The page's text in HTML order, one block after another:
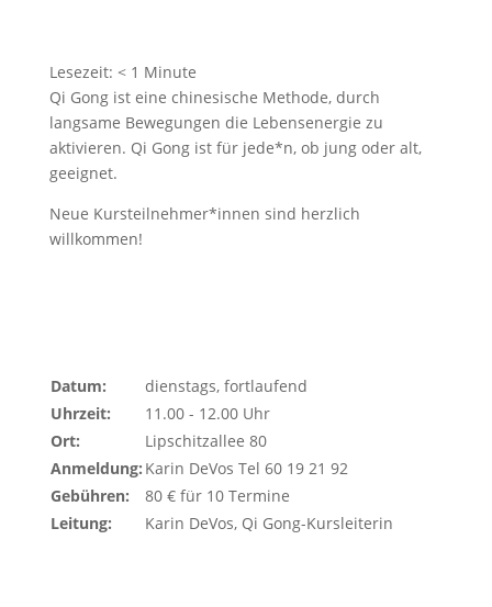
Lesezeit: < 1 Minute
Qi Gong ist eine chinesische Methode, durch
langsame Bewegungen die Lebensenergie zu
aktivieren. Qi Gong ist für jede*n, ob jung oder alt,
geeignet.
Neue Kursteilnehmer*innen sind herzlich
willkommen!
Datum:
dienstags, fortlaufend
Uhrzeit:
11.00 - 12.00 Uhr
Ort:
Lipschitzallee 80
Anmeldung: Karin DeVos Tel 60 19 21 92
Gebühren:
80 € für 10 Termine
Leitung:
Karin DeVos, Qi Gong-Kursleiterin